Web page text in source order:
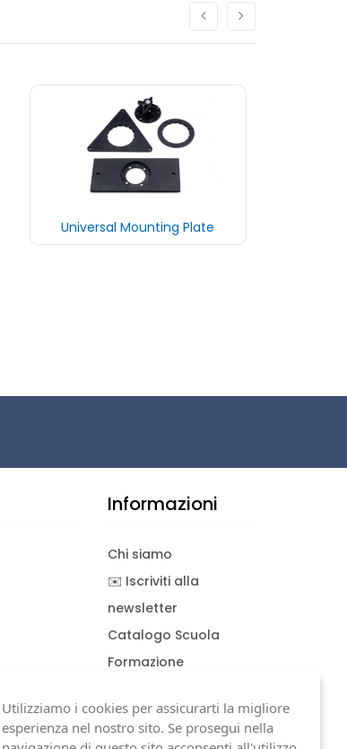
Universal Mounting Plate
Informazioni
Chi siamo
✉️ Iscriviti alla
newsletter
Catalogo Scuola
Formazione
Download documenti
Condizioni generali
Utilizziamo i cookies per assicurarti la migliore
esperienza nel nostro sito. Se prosegui nella